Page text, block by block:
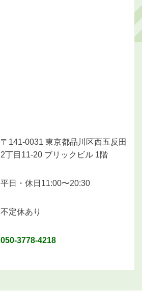
〒141-0031 東京都品川区西五反田
2丁目11-20 ブリックビル 1階
平日・休日11:00〜20:30
不定休あり
050-3778-4218